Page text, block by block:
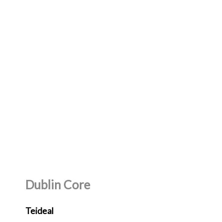
Dublin Core
Teideal